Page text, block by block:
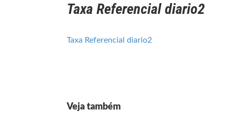
Taxa Referencial diario2
Taxa Referencial diario2
Veja também